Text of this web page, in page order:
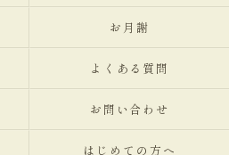
お月謝
よくある質問
お問い合わせ
はじめての方へ